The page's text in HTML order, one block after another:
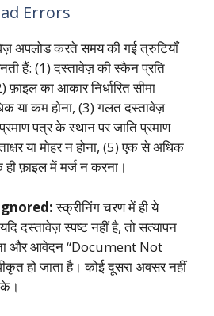
Errors
अपलोड करते समय की गई त्रुटियाँ
हैं: (1) दस्तावेज़ की स्कैन प्रति
फ़ाइल का आकार निर्धारित सीमा
या कम होना, (3) गलत दस्तावेज़
पत्र के स्थान पर जाति प्रमाण
या मोहर न होना, (5) एक से अधिक
ही फ़ाइल में मर्ज न करना।
स्क्रीनिंग चरण में ही ये
दस्तावेज़ स्पष्ट नहीं है, तो सत्यापन
और आवेदन “Document Not
हो जाता है। कोई दूसरा अवसर नहीं
के।